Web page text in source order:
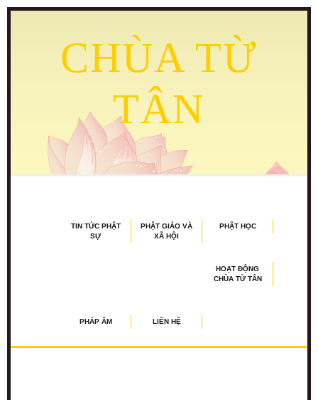
CHÙA TỪ
TÂN
TIN TỨC PHẬT
SỰ
PHẬT GIÁO VÀ
XÃ HỘI
PHẬT HỌC
HOẠT ĐỘNG
CHÙA TỪ TÂN
PHÁP ÂM LIÊN HỆ